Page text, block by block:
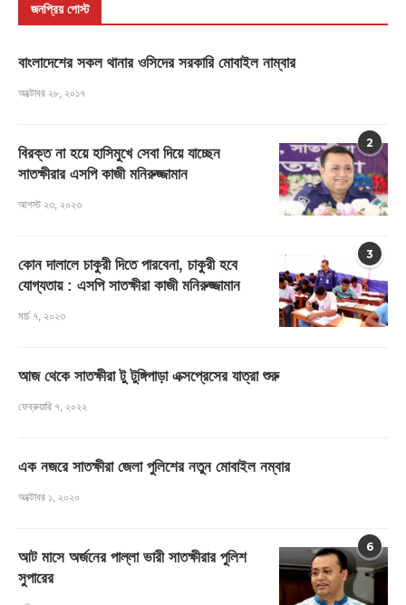
জনপ্রিয় পোস্ট
বাংলাদেশের সকল থানার ওসিদের সরকারি মোবাইল নাম্বার
অক্টোবর ২৮, ২০১৭
2
বিরক্ত না হয়ে হাসিমুখে সেবা দিয়ে যাচ্ছেন
সাতক্ষীরার এসপি কাজী মনিরুজ্জামান
আগস্ট ২৩, ২০২৩
3
কোন দালালে চাকুরী দিতে পারবেনা, চাকুরী হবে
যোগ্যতায় : এসপি সাতক্ষীরা কাজী মনিরুজ্জামান
মার্চ ৭, ২০২৩
আজ থেকে সাতক্ষীরা টু টুঙ্গিপাড়া এক্সপ্রেসের যাত্রা শুরু
ফেব্রুয়ারি ৭, ২০২২
এক নজরে সাতক্ষীরা জেলা পুলিশের নতুন মোবাইল নম্বার
অক্টোবর ১, ২০২০
6
আট মাসে অর্জনের পাল্লা ভারী সাতক্ষীরার পুলিশ
সুপারের